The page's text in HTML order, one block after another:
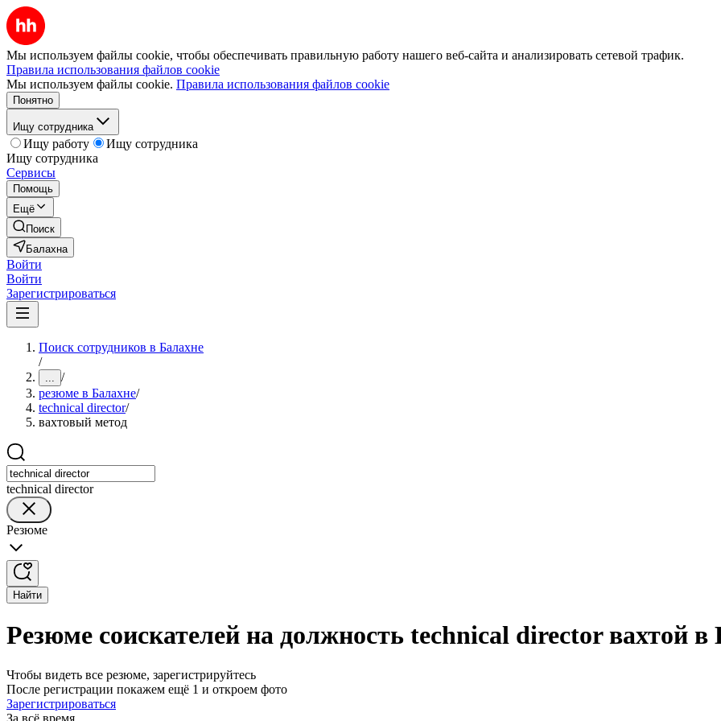
Мы используем файлы cookie, чтобы обеспечивать правильную работу нашего веб-сайта и анализировать сетевой трафик.
Правила использования файлов cookie
Мы используем файлы cookie. Правила использования файлов cookie
Понятно
Ищу сотрудника
Ищу работу
Ищу сотрудника
Ищу сотрудника
Сервисы
Помощь
Ещё
Поиск
Балахна
Войти
Войти
Зарегистрироваться
Поиск сотрудников в Балахне
/
... /
резюме в Балахне/
technical director/
вахтовый метод
technical director
Резюме
Найти
Резюме соискателей на должность technical director вахтой в
Чтобы видеть все резюме, зарегистрируйтесь
После регистрации покажем ещё 1 и откроем фото
Зарегистрироваться
За всё время